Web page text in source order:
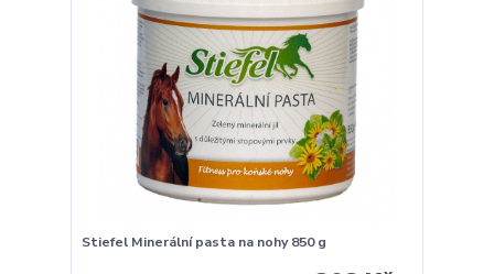
Stiefel Minerální pasta na nohy 850 g